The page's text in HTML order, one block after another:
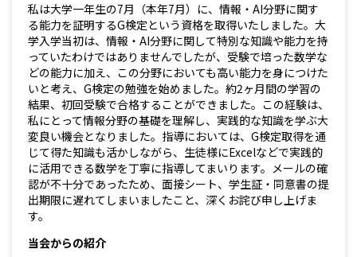
私は大学一年生の7月（本年7月）に、情報・AI分野に関す
る能力を証明するG検定という資格を取得いたしました。大
学入学当初は、情報・AI分野に関して特別な知識や能力を持
っていたわけではありませんでしたが、受験で培った数学な
どの能力に加え、この分野においても高い能力を身につけた
いと考え、G検定の勉強を始めました。約2ヶ月間の学習の
結果、初回受験で合格することができました。この経験は、
私にとって情報分野の基礎を理解し、実践的な知識を学ぶ大
変良い機会となりました。指導においては、G検定取得を通
じて得た知識も活かしながら、生徒様にExcelなどで実践的
に活用できる数学を丁寧に指導してまいります。メールの確
認が不十分であったため、面接シート、学生証・同意書の提
出期限に遅れてしまいましたこと、深くお詫び申し上げま
す。
当会からの紹介